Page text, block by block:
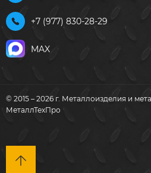
+7 (977) 830-28-29
MAX
© 2015 – 2026 г. Металлоизделия и
МеталлТехПро